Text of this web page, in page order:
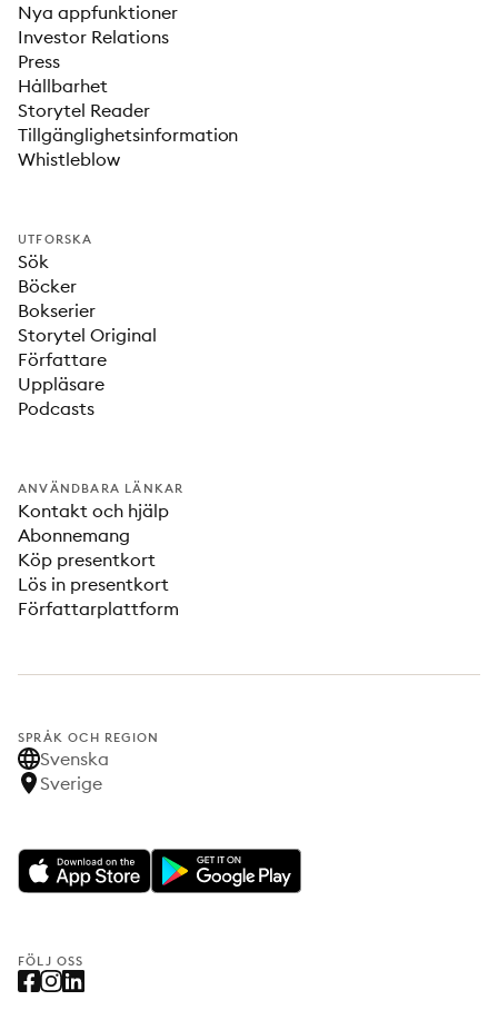
Nya appfunktioner
Investor Relations
Press
Hållbarhet
Storytel Reader
Tillgänglighetsinformation
Whistleblow
UTFORSKA
Sök
Böcker
Bokserier
Storytel Original
Författare
Uppläsare
Podcasts
ANVÄNDBARA LÄNKAR
Kontakt och hjälp
Abonnemang
Köp presentkort
Lös in presentkort
Författarplattform
SPRÅK OCH REGION
Svenska
Sverige
FÖLJ OSS